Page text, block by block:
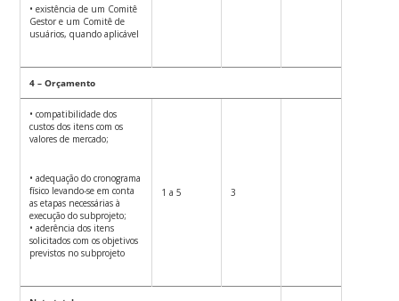
• existência de um Comitê
Gestor e um Comitê de
usuários, quando aplicável
4 – Orçamento
• compatibilidade dos
custos dos itens com os
valores de mercado;
• adequação do cronograma
físico levando-se em conta
as etapas necessárias à
execução do subprojeto;
• aderência dos itens
solicitados com os objetivos
previstos no subprojeto
1 a 5 3